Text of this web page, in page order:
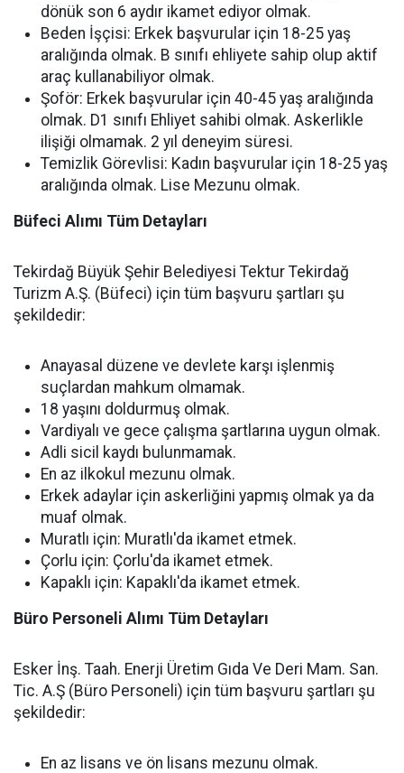
dönük son 6 aydır ikamet ediyor olmak.
Beden İşçisi: Erkek başvurular için 18-25 yaş
aralığında olmak. B sınıfı ehliyete sahip olup aktif
araç kullanabiliyor olmak.
Şoför: Erkek başvurular için 40-45 yaş aralığında
olmak. D1 sınıfı Ehliyet sahibi olmak. Askerlikle
ilişiği olmamak. 2 yıl deneyim süresi.
Temizlik Görevlisi: Kadın başvurular için 18-25 yaş
aralığında olmak. Lise Mezunu olmak.
Büfeci Alımı Tüm Detayları
Tekirdağ Büyük Şehir Belediyesi Tektur Tekirdağ
Turizm A.Ş. (Büfeci) için tüm başvuru şartları şu
şekildedir:
Anayasal düzene ve devlete karşı işlenmiş
suçlardan mahkum olmamak.
18 yaşını doldurmuş olmak.
Vardiyalı ve gece çalışma şartlarına uygun olmak.
Adli sicil kaydı bulunmamak.
En az ilkokul mezunu olmak.
Erkek adaylar için askerliğini yapmış olmak ya da
muaf olmak.
Muratlı için: Muratlı'da ikamet etmek.
Çorlu için: Çorlu'da ikamet etmek.
Kapaklı için: Kapaklı'da ikamet etmek.
Büro Personeli Alımı Tüm Detayları
Esker İnş. Taah. Enerji Üretim Gıda Ve Deri Mam. San.
Tic. A.Ş (Büro Personeli) için tüm başvuru şartları şu
şekildedir:
En az lisans ve ön lisans mezunu olmak.